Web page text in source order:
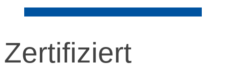
Zertifiziert